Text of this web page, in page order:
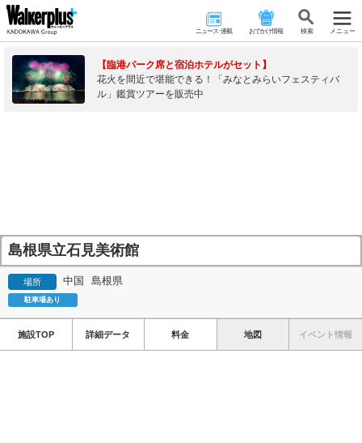
ニュース･連載 おでかけ情報 検 索 メニュー
【臨港パーク席と宿泊ホテルがセット】
花火を間近で堪能できる！「みなとみらいフェスティバ
ル」鑑賞ツアーを販売中
島根県立石見美術館
場所 中国 島根県
駐車場あり
施設TOP 詳細データ 料金 地図 イベント情報